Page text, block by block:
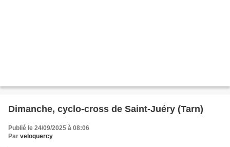
Dimanche, cyclo-cross de Saint-Juéry (Tarn)
Publié le 24/09/2025 à 08:06
Par veloquercy